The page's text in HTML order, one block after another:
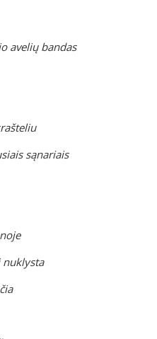
avelių bandas
sąnariais
nuklysta